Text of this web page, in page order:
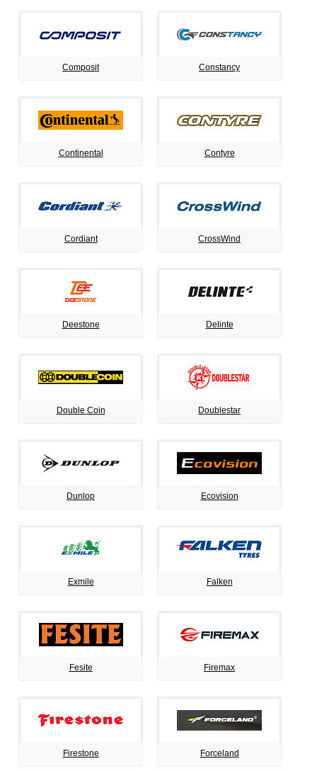
Composit Constancy
Continental Contyre
Cordiant CrossWind
Deestone Delinte
Double Coin Doublestar
Dunlop Ecovision
Exmile Falken
Fesite Firemax
Firestone Forceland